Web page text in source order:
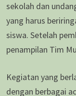
sekolah dan
yang harus
siswa. Setelah
penampilan Tim
Kegiatan yang
dengan berbagai